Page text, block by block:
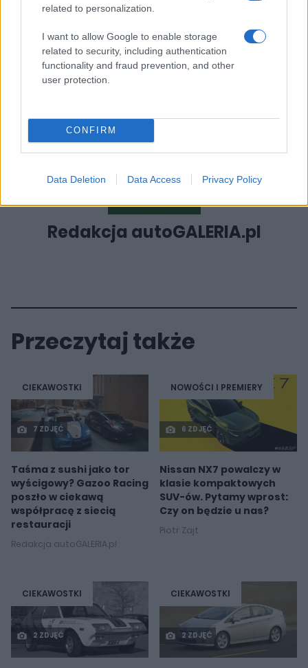
related to personalization.
I want to allow Google to enable storage
related to security, including authentication
functionality and fraud prevention, and other
user protection.
CONFIRM
Data Deletion Data Access Privacy Policy
przygotowuję jego uzupełnienie, czyli podobne
wyliczenia dla okresu wiosenno - letniego.
Redakcja autoGALERIA.pl
Przeczytaj także
CIEKAWOSTKI
7 ZDJĘĆ
Taśma z sushi jako tor
wyścigowy? Gazoo Racing
poszło w ciekawą
współpracę z siecią
restauracji
Redakcja autoGALERIA.pl
NOWOŚCI I PREMIERY
6 ZDJĘĆ
Nissan NX7 powalczy w
klasie kompaktowych
SUV-ów. Pytamy wprost:
Czy on będzie u nas?
Piotr Zajt
CIEKAWOSTKI
2 ZDJĘĆ
CIEKAWOSTKI
2 ZDJĘĆ